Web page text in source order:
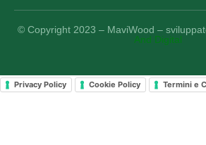
© Copyright 2023 – MaviWood –
And Digital
Privacy Policy Cookie Policy Termini e